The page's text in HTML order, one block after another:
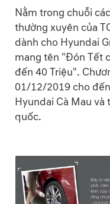
Nằm trong chuỗi
thường xuyên của
dành cho Hyundai
mang tên "Đón Tết
đến 40 Triệu".
01/12/2019 cho
Hyundai Cà Mau và
quốc.